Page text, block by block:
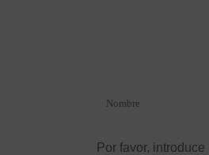
Por favor,